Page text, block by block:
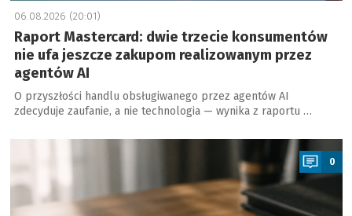
06.08.2026 (20:01)
Raport Mastercard: dwie trzecie konsumentów
nie ufa jeszcze zakupom realizowanym przez
agentów AI
O przyszłości handlu obsługiwanego przez agentów AI
zdecyduje zaufanie, a nie technologia — wynika z raportu …
a
0